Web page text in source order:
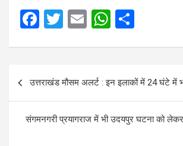
F
b
o
o
T
er
E
W
s
A
p
e
उत्तराखंड मौसम अलर्ट : इन इलाकों में 24 घंटे में
संगमनगरी प्रयागराज में भी उदयपुर घटना को